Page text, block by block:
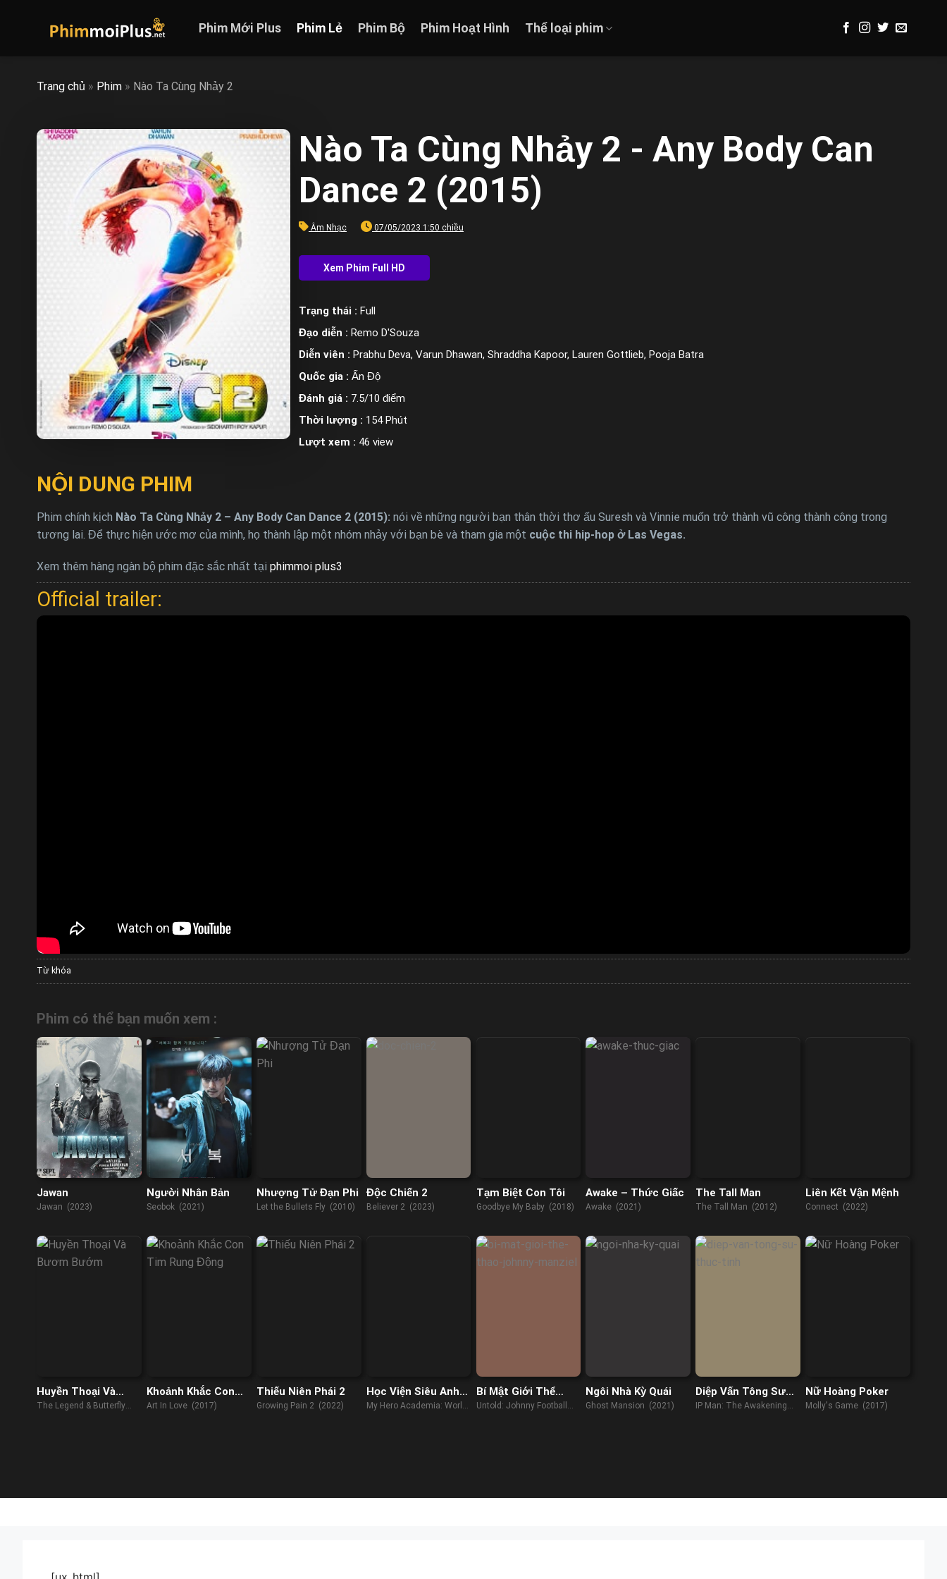
Phim Mới Plus Phim Lẻ Phim Bộ Phim Hoạt Hình Thể loại phim
Trang chủ » Phim » Nào Ta Cùng Nhảy 2
Nào Ta Cùng Nhảy 2 - Any Body Can
Dance 2 (2015)
Âm Nhạc 07/05/2023 1:50 chiều
Trạng thái : Full
Đạo diễn : Remo D'Souza
Diễn viên : Prabhu Deva, Varun Dhawan, Shraddha Kapoor, Lauren Gottlieb, Pooja Batra
Quốc gia : Ấn Độ
Đánh giá : 7.5/10 điểm
Thời lượng : 154 Phút
Lượt xem : 46 view
NỘI DUNG PHIM
Phim chính kịch Nào Ta Cùng Nhảy 2 – Any Body Can Dance 2 (2015): nói về những người bạn thân thời thơ ấu Suresh và Vinnie muốn trở thành vũ công thành công trong
tương lai. Để thực hiện ước mơ của mình, họ thành lập một nhóm nhảy với bạn bè và tham gia một cuộc thi hip-hop ở Las Vegas.
Xem thêm hàng ngàn bộ phim đặc sắc nhất tại phimmoi plus3
Official trailer:
Từ khóa
Phim có thể bạn muốn xem :
Jawan
Jawan (2023)
Người Nhân Bản
Seobok (2021)
Nhượng Tử Đạn Phi
Let the Bullets Fly (2010)
Độc Chiến 2
Believer 2 (2023)
Tạm Biệt Con Tôi
Goodbye My Baby (2018)
Awake – Thức Giấc
Awake (2021)
The Tall Man
The Tall Man (2012)
Liên Kết Vận Mệnh
Connect (2022)
Huyền Thoại Và
Bươm Bướm
The Legend & Butterfly
Khoảnh Khắc Con
Tim Rung Động
Art In Love (2017)
Thiếu Niên Phái 2
Growing Pain 2 (2022)
Học Viện Siêu Anh
Hùng: Nhiệm Vụ Giải
My Hero Academia: World
Bí Mật Giới Thể
Thao: Johnny
Untold: Johnny Football
Ngôi Nhà Kỳ Quái
Ghost Mansion (2021)
Diệp Vấn Tông Sư
Thức Tỉnh
IP Man: The Awakening
Nữ Hoàng Poker
Molly's Game (2017)